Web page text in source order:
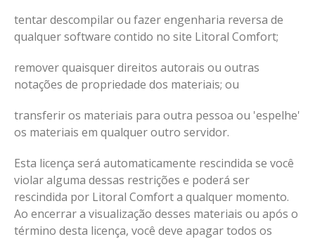
tentar descompilar ou fazer engenharia reversa de
qualquer software contido no site Litoral Comfort;
remover quaisquer direitos autorais ou outras
notações de propriedade dos materiais; ou
transferir os materiais para outra pessoa ou 'espelhe'
os materiais em qualquer outro servidor.
Esta licença será automaticamente rescindida se você
violar alguma dessas restrições e poderá ser
rescindida por Litoral Comfort a qualquer momento.
Ao encerrar a visualização desses materiais ou após o
término desta licença, você deve apagar todos os